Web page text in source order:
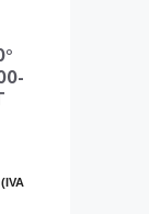
(IVA